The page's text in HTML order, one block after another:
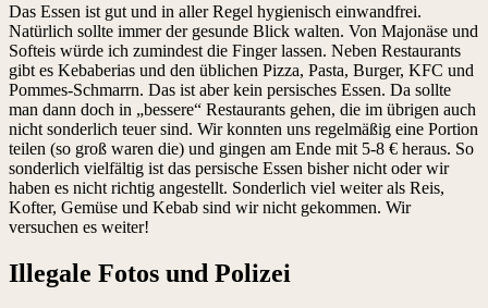
Das Essen ist gut und in aller Regel hygienisch einwandfrei.
Natürlich sollte immer der gesunde Blick walten. Von Majonäse und
Softeis würde ich zumindest die Finger lassen. Neben Restaurants
gibt es Kebaberias und den üblichen Pizza, Pasta, Burger, KFC und
Pommes-Schmarrn. Das ist aber kein persisches Essen. Da sollte
man dann doch in „bessere“ Restaurants gehen, die im übrigen auch
nicht sonderlich teuer sind. Wir konnten uns regelmäßig eine Portion
teilen (so groß waren die) und gingen am Ende mit 5-8 € heraus. So
sonderlich vielfältig ist das persische Essen bisher nicht oder wir
haben es nicht richtig angestellt. Sonderlich viel weiter als Reis,
Kofter, Gemüse und Kebab sind wir nicht gekommen. Wir
versuchen es weiter!
Illegale Fotos und Polizei